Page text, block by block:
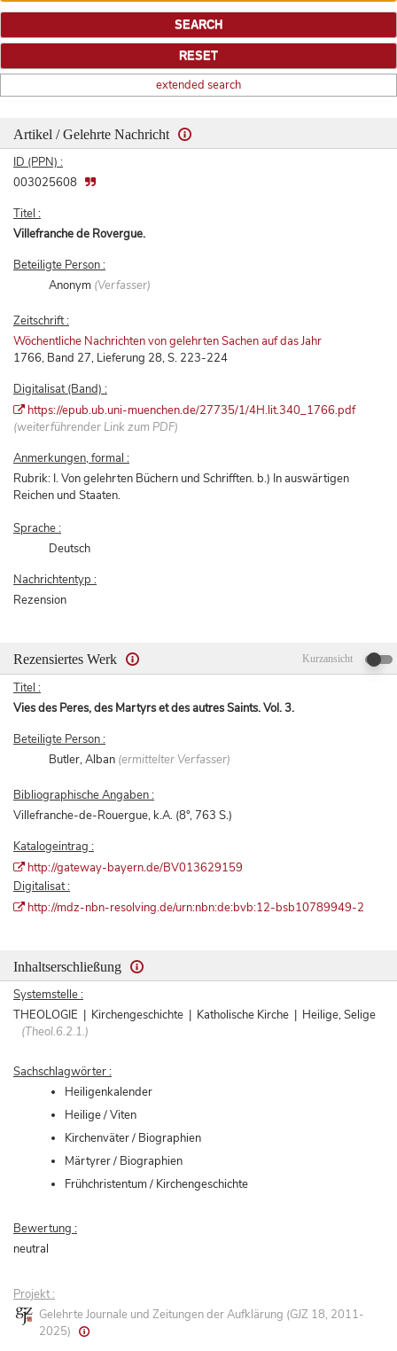
extended search
Artikel / Gelehrte Nachricht
ID (PPN) :
003025608
Titel :
Villefranche de Rovergue.
Beteiligte Person :
Anonym (Verfasser)
Zeitschrift :
Wöchentliche Nachrichten von gelehrten Sachen auf das Jahr
1766, Band 27, Lieferung 28, S. 223-224
Digitalisat (Band) :
https://epub.ub.uni-muenchen.de/27735/1/4H.lit.340_1766.pdf
(weiterführender Link zum PDF)
Anmerkungen, formal :
Rubrik: I. Von gelehrten Büchern und Schrifften. b.) In auswärtigen
Reichen und Staaten.
Sprache :
Deutsch
Nachrichtentyp :
Rezension
Rezensiertes Werk Kurzansicht
Titel :
Vies des Peres, des Martyrs et des autres Saints. Vol. 3.
Beteiligte Person :
Butler, Alban (ermittelter Verfasser)
Bibliographische Angaben :
Villefranche-de-Rouergue, k.A. (8°, 763 S.)
Katalogeintrag :
http://gateway-bayern.de/BV013629159
Digitalisat :
http://mdz-nbn-resolving.de/urn:nbn:de:bvb:12-bsb10789949-2
Inhaltserschließung
Systemstelle :
THEOLOGIE | Kirchengeschichte | Katholische Kirche | Heilige, Selige
(Theol.6.2.1.)
Sachschlagwörter :
Heiligenkalender
Heilige / Viten
Kirchenväter / Biographien
Märtyrer / Biographien
Frühchristentum / Kirchengeschichte
Bewertung :
neutral
Projekt :
Gelehrte Journale und Zeitungen der Aufklärung (GJZ 18, 2011-
2025)